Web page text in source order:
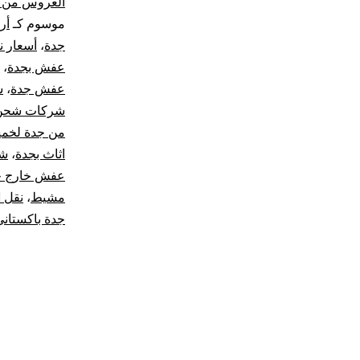
موسوم كـ
جدة،
عفش بجدة،
عفش جدة،
شركات شحن
من جدة
اثاث بجدة،
عفش خارج
مشيط، نقل
جدة